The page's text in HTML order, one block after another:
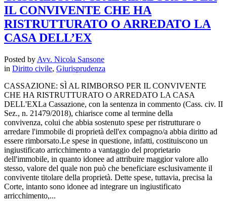
IL CONVIVENTE CHE HA
RISTRUTTURATO O ARREDATO LA
CASA DELL’EX
Posted by Avv. Nicola Sansone
in Diritto civile, Giurisprudenza
CASSAZIONE: SÌ AL RIMBORSO PER IL CONVIVENTE
CHE HA RISTRUTTURATO O ARREDATO LA CASA
DELL'EXLa Cassazione, con la sentenza in commento (Cass. civ. II
Sez., n. 21479/2018), chiarisce come al termine della
convivenza, colui che abbia sostenuto spese per ristrutturare o
arredare l'immobile di proprietà dell'ex compagno/a abbia diritto ad
essere rimborsato.Le spese in questione, infatti, costituiscono un
ingiustificato arricchimento a vantaggio del proprietario
dell'immobile, in quanto idonee ad attribuire maggior valore allo
stesso, valore del quale non può che beneficiare esclusivamente il
convivente titolare della proprietà. Dette spese, tuttavia, precisa la
Corte, intanto sono idonee ad integrare un ingiustificato
arricchimento,...